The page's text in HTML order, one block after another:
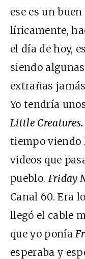
ese es un
líricamente,
el día de hoy,
siendo
extrañas
Yo tendría
Little Creatures.
tiempo viendo
videos que
pueblo. Friday
Canal 60. Era
llegó el cable
que yo ponía
esperaba y